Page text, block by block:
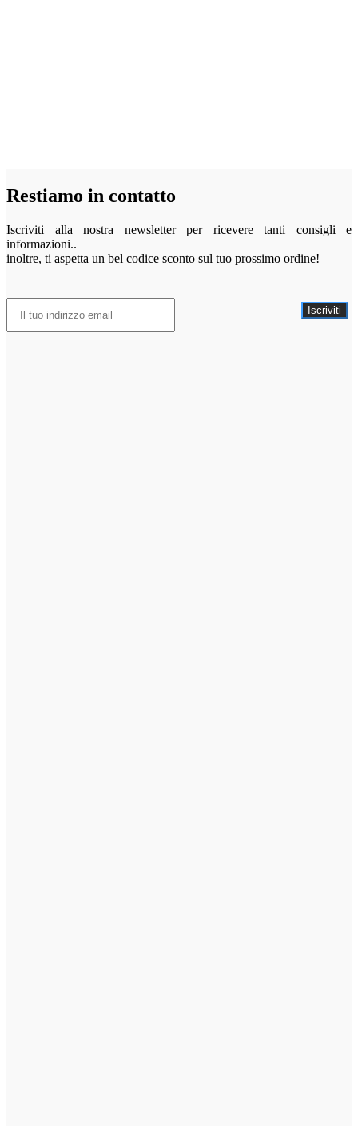
Restiamo in contatto
Iscriviti alla nostra newsletter per ricevere tanti consigli e
informazioni..
inoltre, ti aspetta un bel codice sconto sul tuo prossimo ordine!
Iscriviti